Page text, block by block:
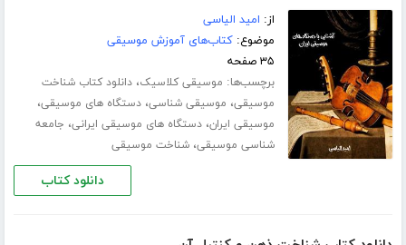
از: امید الیاسی
موضوع:کتاب‌های آموزش موسیقی
۳۵ صفحه
برچسب‌ها: موسیقی کلاسیک،دانلود کتاب شناخت
موسیقی، موسیقی شناسی،دستگاه های موسیقی،
موسیقی ایران،دستگاه های موسیقی ایرانی، جامعه
شناسی موسیقی،شناخت موسیقی
دانلود کتاب